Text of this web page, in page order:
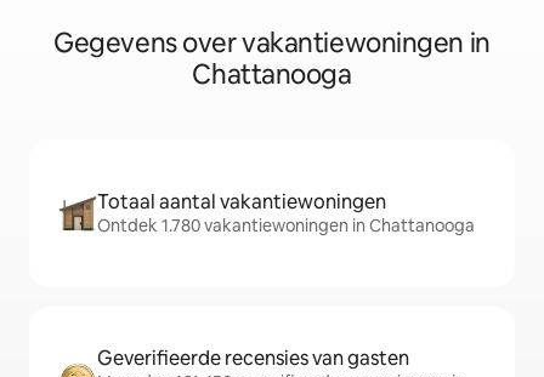
Gegevens over vakantiewoningen in
Chattanooga
Totaal aantal vakantiewoningen
Ontdek 1.780 vakantiewoningen in Chattanooga
Geverifieerde recensies van gasten